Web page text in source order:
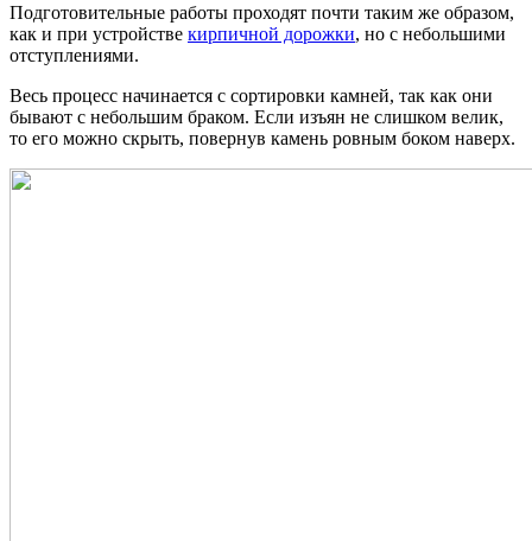
Подготовительные работы проходят почти таким же образом,
как и при устройстве кирпичной дорожки, но с небольшими
отступлениями.
Весь процесс начинается с сортировки камней, так как они
бывают с небольшим браком. Если изъян не слишком велик,
то его можно скрыть, повернув камень ровным боком наверх.